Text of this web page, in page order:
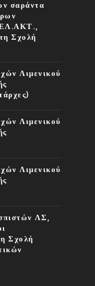
σαράντα
Σχολή
Λιμενικού
Λιμενικού
Λιμενικού
ΛΣ,
Σχολή